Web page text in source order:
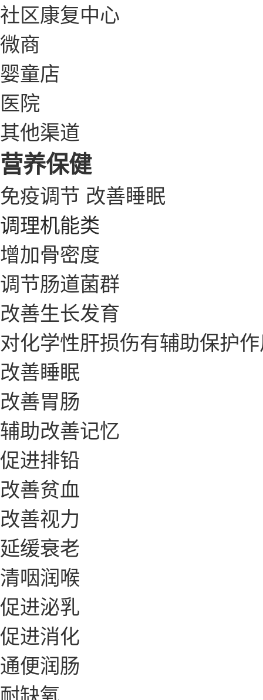
社区康复中心
微商
婴童店
医院
其他渠道
营养保健
免疫调节 改善睡眠
调理机能类
增加骨密度
调节肠道菌群
改善生长发育
对化学性肝损伤有辅助保护
改善睡眠
改善胃肠
辅助改善记忆
促进排铅
改善贫血
改善视力
延缓衰老
清咽润喉
促进泌乳
促进消化
通便润肠
耐缺氧